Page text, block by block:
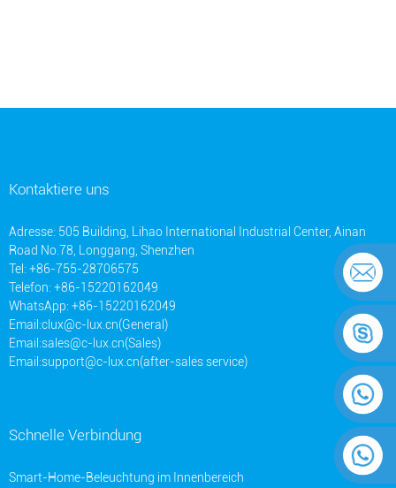
Kontaktiere uns
Adresse: 505 Building, Lihao International Industrial Center, Ainan
Road No.78, Longgang, Shenzhen
Tel: +86-755-28706575
Telefon: +86-15220162049
WhatsApp: +86-15220162049
Email:clux@c-lux.cn(General)
Email:sales@c-lux.cn(Sales)
Email:support@c-lux.cn(after-sales service)
Schnelle Verbindung
Smart-Home-Beleuchtung im Innenbereich